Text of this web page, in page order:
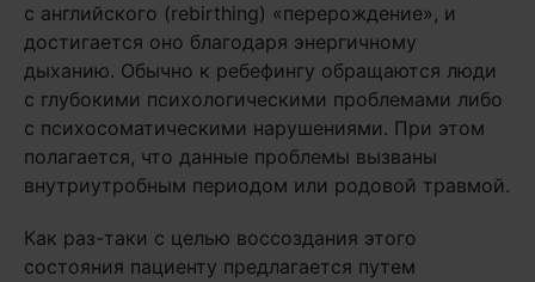
с английского (rebirthing) «перерождение», и
достигается оно благодаря энергичному
дыханию. Обычно к ребефингу обращаются люди
с глубокими психологическими проблемами либо
с психосоматическими нарушениями. При этом
полагается, что данные проблемы вызваны
внутриутробным периодом или родовой травмой.
Как раз-таки с целью воссоздания этого
состояния пациенту предлагается путем